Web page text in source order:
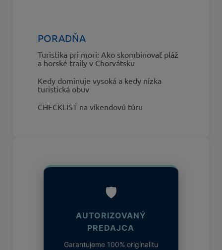
PORADŇA
Turistika pri mori: Ako skombinovať pláž
a horské traily v Chorvátsku
Kedy dominuje vysoká a kedy nízka
turistická obuv
CHECKLIST na víkendovú túru
🛡️
AUTORIZOVANÝ
PREDAJCA
Garantujeme 100% originalitu